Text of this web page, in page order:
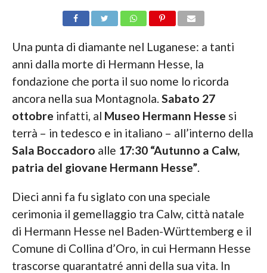
Una punta di diamante nel Luganese: a tanti
anni dalla morte di Hermann Hesse, la
fondazione che porta il suo nome lo ricorda
ancora nella sua Montagnola.Sabato 27
ottobre infatti, al Museo Hermann Hesse si
terrà – in tedesco e in italiano – all’interno della
Sala Boccadoro alle 17:30 “Autunno a Calw,
patria del giovane Hermann Hesse”.
Dieci anni fa fu siglato con una speciale
cerimonia il gemellaggio tra Calw, città natale
di Hermann Hesse nel Baden-Württemberg e il
Comune di Collina d’Oro, in cui Hermann Hesse
trascorse quarantatré anni della sua vita. In